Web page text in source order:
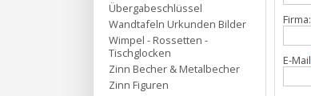
Firma:
E-Mail
Übergabeschlüssel
Wandtafeln Urkunden Bilder
Wimpel - Rossetten -
Tischglocken
Zinn Becher & Metalbecher
Zinn Figuren